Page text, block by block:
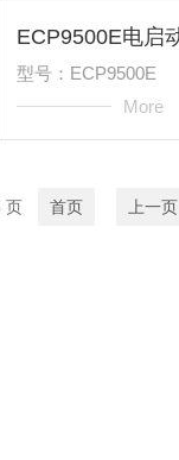
型号：ECP9500E
More
页 首页 上一页